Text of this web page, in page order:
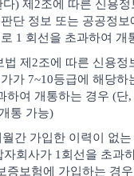
다) 제2조에 따른 신용
단 정보 또는 공공정보
1 회선을 초과하여 개
법 제2조에 따른 신용정
가 7~10등급에 해당하
하여 개통하는 경우 (단
통 가능)
월간 가입한 이력이 없
자회사가 1회선을 초과
증보험에 가입하는 경